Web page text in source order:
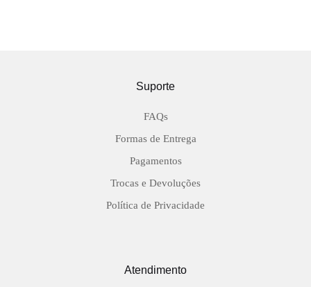
Suporte
FAQs
Formas de Entrega
Pagamentos
Trocas e Devoluções
Política de Privacidade
Atendimento